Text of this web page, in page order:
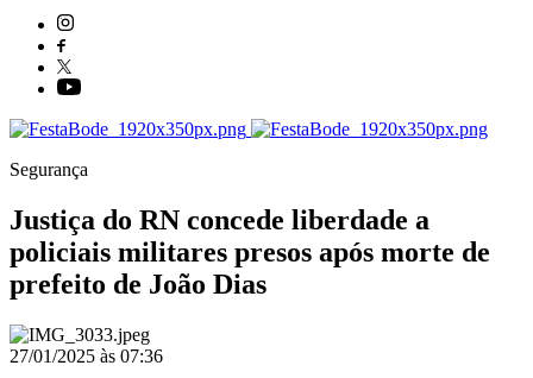
Segurança
Justiça do RN concede liberdade a
policiais militares presos após morte de
prefeito de João Dias
27/01/2025 às 07:36